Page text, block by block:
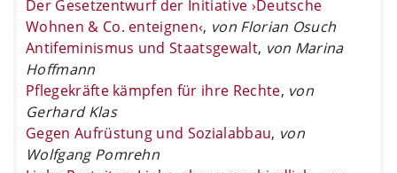
Der Gesetzentwurf der Initiative ›Deutsche
Wohnen & Co. enteignen‹, von Florian Osuch
Antifeminismus und Staatsgewalt, von Marina
Hoffmann
Pflegekräfte kämpfen für ihre Rechte, von
Gerhard Klas
Gegen Aufrüstung und Sozialabbau, von
Wolfgang Pomrehn